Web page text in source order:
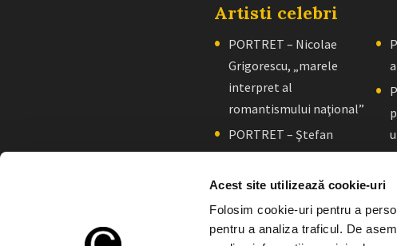
Acest site utilizează cookie-uri
Folosim cookie-uri pentru a
pentru a analiza traficul. De
Artisti celebri
PORTRET – Nicolae
Grigorescu, „marele
interpret al
romantismului naţional”
PORTRET – Ştefan
Luchian, „un zugrav”
creator de școală
PORTRET. Constantin
Brâncuşi – simbol al